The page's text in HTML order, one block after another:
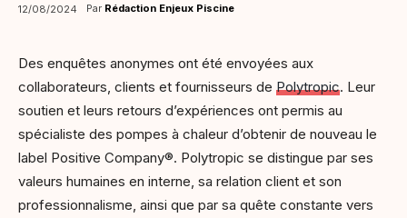
12/08/2024 Par Rédaction Enjeux Piscine
Des enquêtes anonymes ont été envoyées aux
collaborateurs, clients et fournisseurs de Polytropic. Leur
soutien et leurs retours d’expériences ont permis au
spécialiste des pompes à chaleur d’obtenir de nouveau le
label Positive Company®. Polytropic se distingue par ses
valeurs humaines en interne, sa relation client et son
professionnalisme, ainsi que par sa quête constante vers